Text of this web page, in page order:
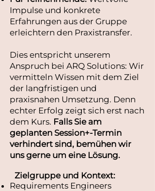
Impulse und konkrete
Erfahrungen aus der Gruppe
erleichtern den Praxistransfer.
Dies entspricht unserem
Anspruch bei ARQ Solutions: Wir
vermitteln Wissen mit dem Ziel
der langfristigen und
praxisnahen Umsetzung. Denn
echter Erfolg zeigt sich erst nach
dem Kurs. Falls Sie am
geplanten Session+-Termin
verhindert sind, bemühen wir
uns gerne um eine Lösung.
Zielgruppe und Kontext:
Requirements Engineers